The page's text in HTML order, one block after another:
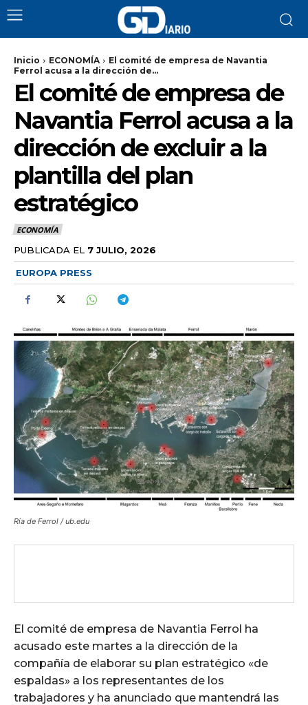
Inicio ECONOMÍA
El comité de empresa de Navantia
Ferrol acusa a la dirección de...
El comité de empresa de
Navantia Ferrol acusa a la
dirección de excluir a la
plantilla del plan
estratégico
ECONOMÍA
PUBLICADA EL 7 JULIO, 2026
EUROPA PRESS
Ría de Ferrol / ub.edu
El comité de empresa de Navantia Ferrol ha
acusado este martes a la dirección de la
compañía de elaborar su plan estratégico «de
espaldas» a los representantes de los
trabajadores y ha anunciado que mantendrá las